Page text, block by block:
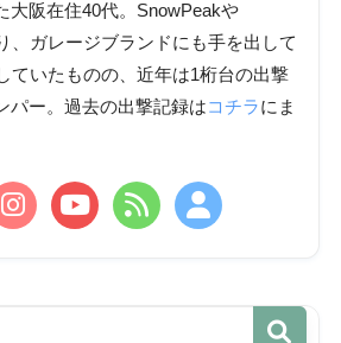
大阪在住40代。SnowPeakや
、ガレージブランドにも手を出して
ていたものの、近年は1桁台の出撃
パー。過去の出撃記録はコチラにま